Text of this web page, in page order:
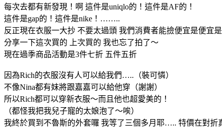
每次去都有新發現！啊 這件是uniqlo的！這件是AF的！
這件是gap的！這件是nike！……..
反正現在衣服一大抄 不要太過頭 我們消費者能撿便宜是便宜
分享一下這次買的 上次買的 我也忘了拍了～
現在過季商品活動是3件七折 五件五折
因為Rich的衣服沒有人可以給我們…..（裝可憐）
不像Nina都有妹將跟嘉嘉可以給他穿（謝謝）
所以Rich都可以穿新衣服～而且他也超愛美的！
（都怪我把我兒子寵的太娘泡了～唉）
我終於買到不魯斯的外套囉 我等了三個多月耶….. 特價在對折